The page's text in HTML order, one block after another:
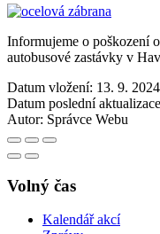
Informujeme o poškození
autobusové zastávky v
Datum vložení: 13. 9.
Datum poslední
Autor: Správce Webu
Volný čas
Kalendář akcí